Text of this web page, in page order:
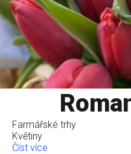
Farmářské trhy
Květiny
Číst více